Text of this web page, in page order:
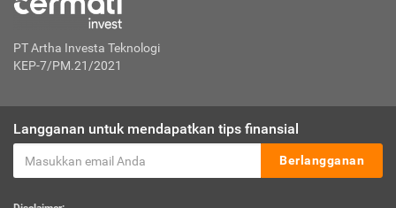
PT Artha Investa Teknologi
KEP-7/PM.21/2021
Langganan untuk mendapatkan tips finansial
Berlangganan